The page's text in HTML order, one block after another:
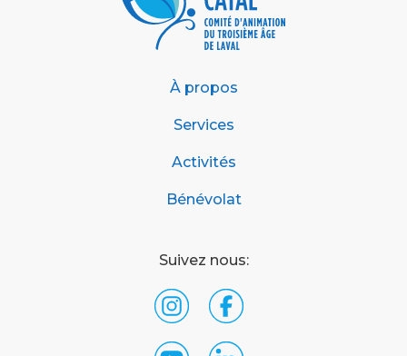
À propos
Services
Activités
Bénévolat
Suivez nous: